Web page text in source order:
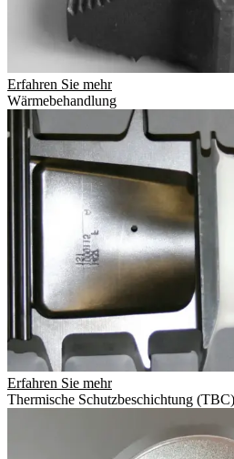
Erfahren Sie mehr
Wärmebehandlung
Erfahren Sie mehr
Thermische Schutzbeschichtung (TBC)